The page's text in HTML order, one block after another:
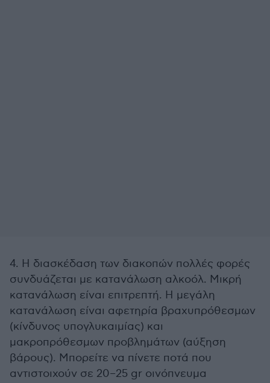
4. Η διασκέδαση των διακοπών πολλές φορές
συνδυάζεται με κατανάλωση αλκοόλ. Μικρή
κατανάλωση είναι επιτρεπτή. Η μεγάλη
κατανάλωση είναι αφετηρία βραχυπρόθεσμων
(κίνδυνος υπογλυκαιμίας) και
μακροπρόθεσμων προβλημάτων (αύξηση
βάρους). Μπορείτε να πίνετε ποτά που
αντιστοιχούν σε 20–25 gr οινόπνευμα